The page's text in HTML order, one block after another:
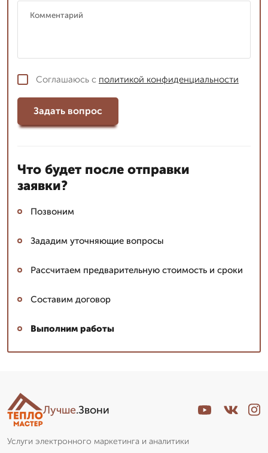
Соглашаюсь с политикой конфиденциальности
Задать вопрос
Что будет после отправки
заявки?
Позвоним
Зададим уточняющие вопросы
Рассчитаем предварительную стоимость и сроки
Составим договор
Выполним работы
Лучше.Звони
Услуги электронного маркетинга и аналитики